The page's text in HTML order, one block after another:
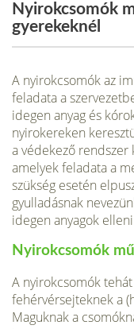
Nyirokcsomók
gyerekeknél
A nyirokcsomók az
feladata a
idegen anyag és
nyirokere­ken
a védekező rend­szer
amelyek feladata a
szükség esetén
gyulladásnak
idegen anyagok
Nyirokcsomók
A nyirokcsomók
fehérvérsejteknek a
Maguknak a